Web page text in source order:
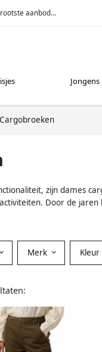
aanbod...
Jongens
Cargobroeken
zijn dames
Door de
Merk Kleur